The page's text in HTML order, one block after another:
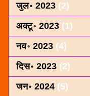
जुल॰ 2023 (2)
अक्टू॰ 2023 (1)
नव॰ 2023 (4)
दिस॰ 2023 (2)
जन॰ 2024 (5)